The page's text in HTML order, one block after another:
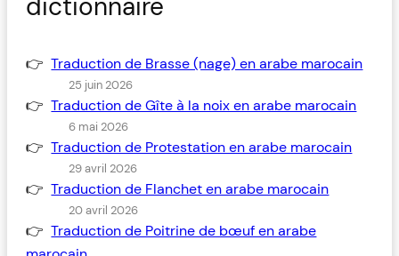
Traduction de Brasse (nage) en arabe marocain
25 juin 2026
Traduction de Gîte à la noix en arabe marocain
6 mai 2026
Traduction de Protestation en arabe marocain
29 avril 2026
Traduction de Flanchet en arabe marocain
20 avril 2026
Traduction de Poitrine de bœuf en arabe